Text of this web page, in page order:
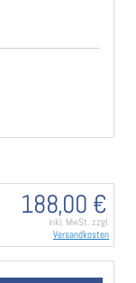
8x8 mm
188,00 €
inkl. MwSt. zzgl.
Versandkosten